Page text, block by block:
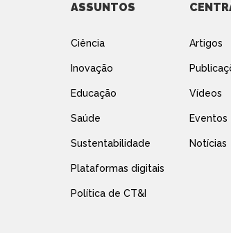
ASSUNTOS
Ciência
Inovação
Educação
Saúde
Sustentabilidade
Plataformas digitais
Política de CT&I
Artigos
Vídeos
Eventos
Notícias